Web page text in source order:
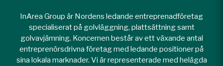
InArea Group är Nordens ledande entreprenadföretag
specialiserat på golvläggning, plattsättning samt
golvavjämning. Koncernen består av ett växande antal
entreprenörsdrivna företag med ledande positioner på
sina lokala marknader. Vi är representerade med helägda